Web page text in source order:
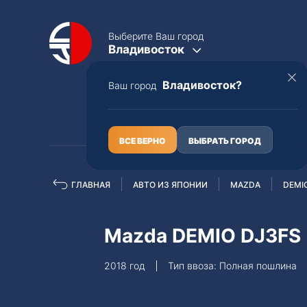
Выберите Ваш город
Владивосток
Ваш город Владивосток?
ВСЕ ВЕРНО ВЫБРАТЬ ГОРОД
Полная пошлина
ГЛАВНАЯ АВТО ИЗ ЯПОНИИ MAZDA
Mazda DEMIO DJ3FS
2018 год Тип ввоза: Полная пошлина